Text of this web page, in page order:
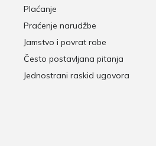
Plaćanje
Praćenje narudžbe
Jamstvo i povrat robe
Često postavljana pitanja
Jednostrani raskid ugovora